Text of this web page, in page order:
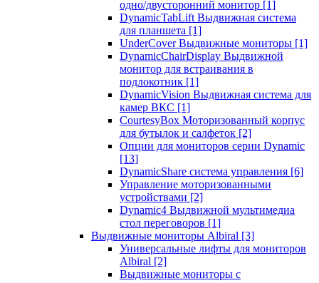
одно/двусторонний монитор [1]
DynamicTabLift Выдвижная система
для планшета [1]
UnderCover Выдвижные мониторы [1]
DynamicChairDisplay Выдвижной
монитор для встраивания в
подлокотник [1]
DynamicVision Выдвижная система для
камер ВКС [1]
CourtesyBox Моторизованный корпус
для бутылок и салфеток [2]
Опции для мониторов серии Dynamic
[13]
DynamicShare система управления [6]
Управление моторизованными
устройствами [2]
Dynamic4 Выдвижной мультимедиа
стол переговоров [1]
Выдвижные мониторы Albiral [3]
Универсальные лифты для мониторов
Albiral [2]
Выдвижные мониторы с